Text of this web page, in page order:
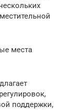
места
поддержки,